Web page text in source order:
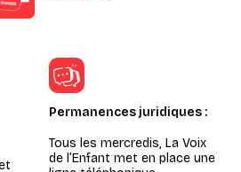
Permanences juridiques :
Tous les mercredis, La Voix
de l’Enfant met en place une